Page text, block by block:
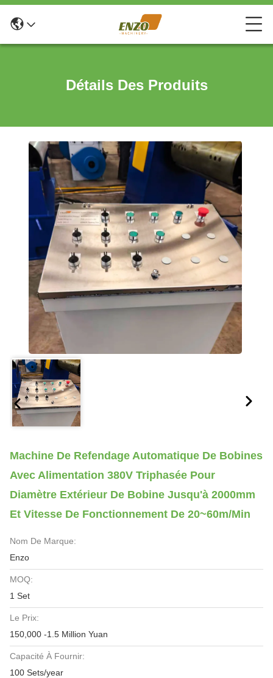
Détails Des Produits
Machine De Refendage Automatique De Bobines
Avec Alimentation 380V Triphasée Pour
Diamètre Extérieur De Bobine Jusqu'à 2000mm
Et Vitesse De Fonctionnement De 20~60m/min
Nom De Marque:
Enzo
MOQ:
1 Set
Le Prix:
150,000 -1.5 Million Yuan
Capacité À Fournir:
100 Sets/year